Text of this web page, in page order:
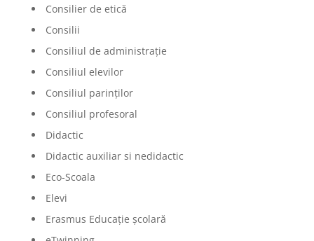
Consilier de etică
Consilii
Consiliul de administrație
Consiliul elevilor
Consiliul parinților
Consiliul profesoral
Didactic
Didactic auxiliar si nedidactic
Eco-Scoala
Elevi
Erasmus Educație școlară